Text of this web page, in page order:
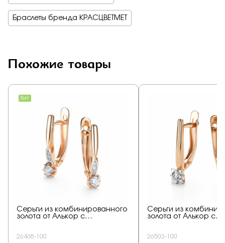
Браслеты бренда КРАСЦВЕТМЕТ
Похожие товары